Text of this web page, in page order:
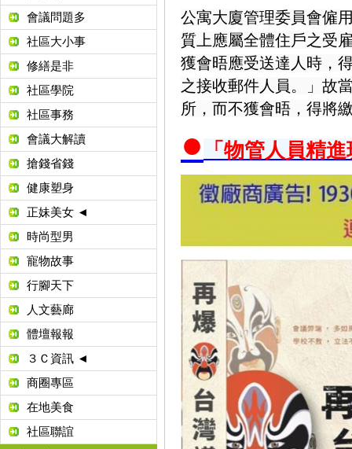
會議問題多
社區大小事
修繕是非
社區學院
社區事務
會議大解讀
搶錢省錢
健康塑身
正妹美女 ◄
時尚型男
寵物故事
行腳天下
人文藝廊
體壇報報
３Ｃ資訊 ◄
商圈專區
在地美食
社區聯誼
公寓大廈管理委員會僱
質上應屬全體住戶之受
獲會晤應受送達人時，
之接收郵件人員。」故
所，而不獲會晤，得將
● 「物管人員精